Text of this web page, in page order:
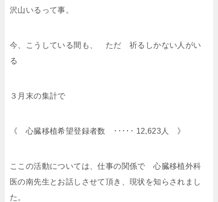
沢山いるって事。
今、こうしている間も、 ただ 祈るしかない人がい
る
３月末の集計で
《 心臓移植希望登録者数 ･････ 12,623人 》
ここの活動については、仕事の関係で 心臓移植外科
医の南先生とお話しさせて頂き、現状を知らされまし
た。